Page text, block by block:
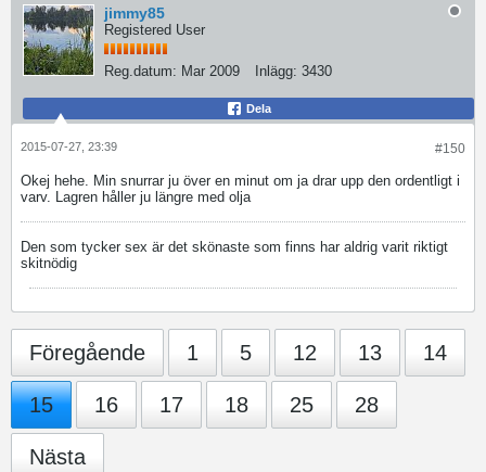
jimmy85
Registered User
Reg.datum: Mar 2009 Inlägg: 3430
Dela
#150
2015-07-27, 23:39
Okej hehe. Min snurrar ju över en minut om ja drar upp den ordentligt i
varv. Lagren håller ju längre med olja
Den som tycker sex är det skönaste som finns har aldrig varit riktigt
skitnödig
Föregående 1 5 12 13 14
15 16 17 18 25 28
Nästa